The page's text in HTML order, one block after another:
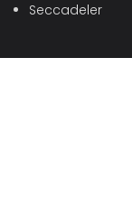
Seccadeler